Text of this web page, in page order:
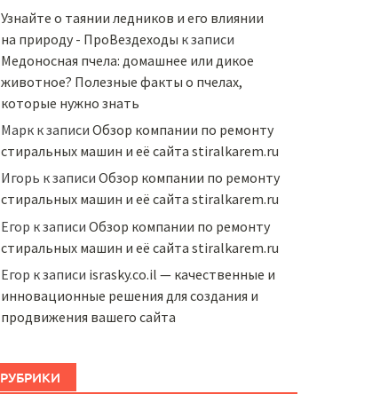
Узнайте о таянии ледников и его влиянии
на природу - ПроВездеходы к записи
Медоносная пчела: домашнее или дикое
животное? Полезные факты о пчелах,
которые нужно знать
Маркк записи Обзор компании по ремонту
стиральных машин и её сайта stiralkarem.ru
Игорь к записи Обзор компании по ремонту
стиральных машин и её сайта stiralkarem.ru
Егор к записи Обзор компании по ремонту
стиральных машин и её сайта stiralkarem.ru
Егор к записи israsky.co.il — качественные и
инновационные решения для создания и
продвижения вашего сайта
РУБРИКИ